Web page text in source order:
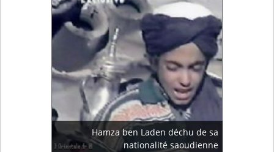
Hamza ben Laden déchu de sa
nationalité saoudienne